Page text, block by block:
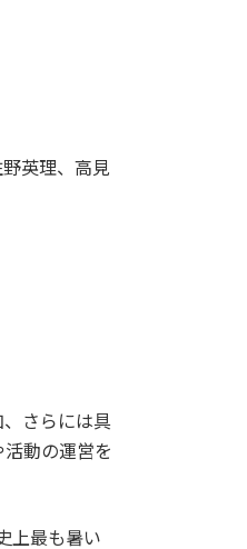
英理、高見
さらには具
動の運営を
上最も暑い